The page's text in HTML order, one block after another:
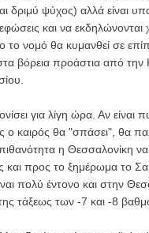
δριμύ ψύχος) αλλά είναι
και να εκδηλώνονται
το νομό θα κυμανθεί σε
βόρεια προάστια από την
για λίγη ώρα. Αν είναι
ο καιρός θα "σπάσει", θα
πιθανότητα η
προς το ξημέρωμα το
πολύ έντονο και στην
τάξεως των -7 και -8